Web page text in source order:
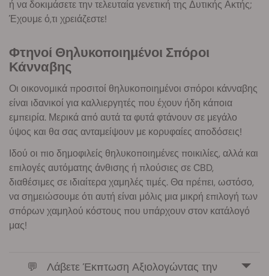
ή να δοκιμάσετε την τελευταία γενετική της Δυτικής Ακτής;
Έχουμε ό,τι χρειάζεστε!
Φτηνοί Θηλυκοποιημένοι Σπόροι
Κάνναβης
Οι οικονομικά προσιτοί θηλυκοποιημένοι σπόροι κάνναβης
είναι ιδανικοί για καλλιεργητές που έχουν ήδη κάποια
εμπειρία. Μερικά από αυτά τα φυτά φτάνουν σε μεγάλο
ύψος και θα σας ανταμείψουν με κορυφαίες αποδόσεις!
Ιδού οι πιο δημοφιλείς θηλυκοποιημένες ποικιλίες, αλλά και
επιλογές αυτόματης άνθισης ή πλούσιες σε CBD,
διαθέσιμες σε ιδιαίτερα χαμηλές τιμές. Θα πρέπει, ωστόσο,
να σημειώσουμε ότι αυτή είναι μόλις μια μικρή επιλογή των
σπόρων χαμηλού κόστους που υπάρχουν στον κατάλογό
μας!
💬Λάβετε Έκπτωση Αξιολογώντας την